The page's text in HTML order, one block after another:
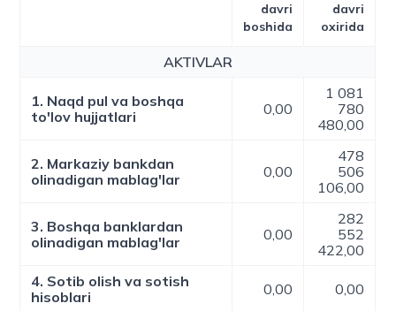
davri
boshida
davri
oxirida
AKTIVLAR
1. Naqd pul va boshqa
to'lov hujjatlari
0,00
1 081
780
480,00
2. Markaziy bankdan
olinadigan mablag'lar
0,00
478
506
106,00
3. Boshqa banklardan
olinadigan mablag'lar
0,00
282
552
422,00
4. Sotib olish va sotish
hisoblari
0,00 0,00